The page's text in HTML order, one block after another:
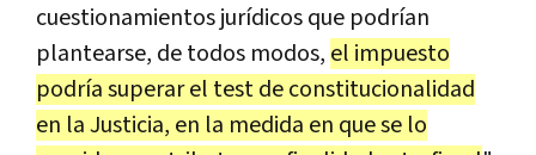
cuestionamientos jurídicos que podrían
plantearse, de todos modos, el impuesto
podría superar el test de constitucionalidad
en la Justicia, en la medida en que se lo